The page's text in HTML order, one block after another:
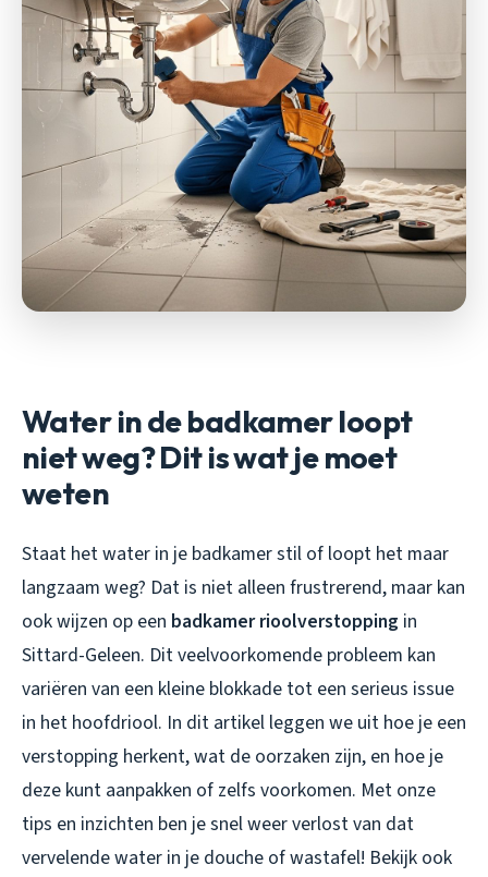
Water in de badkamer loopt
niet weg? Dit is wat je moet
weten
Staat het water in je badkamer stil of loopt het maar
langzaam weg? Dat is niet alleen frustrerend, maar kan
ook wijzen op een badkamer rioolverstopping in
Sittard-Geleen. Dit veelvoorkomende probleem kan
variëren van een kleine blokkade tot een serieus issue
in het hoofdriool. In dit artikel leggen we uit hoe je een
verstopping herkent, wat de oorzaken zijn, en hoe je
deze kunt aanpakken of zelfs voorkomen. Met onze
tips en inzichten ben je snel weer verlost van dat
vervelende water in je douche of wastafel! Bekijk ook